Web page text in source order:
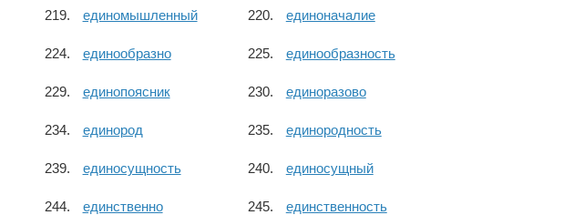
единомышленный единоначалие
единообразно единообразность
единопоясник единоразово
единород единородность
единосущность единосущный
единственно единственность